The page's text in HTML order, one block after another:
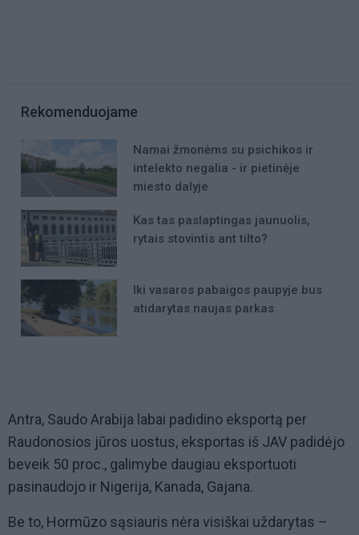
Rekomenduojame
Namai žmonėms su psichikos ir
intelekto negalia - ir pietinėje
miesto dalyje
Kas tas paslaptingas jaunuolis,
rytais stovintis ant tilto?
Iki vasaros pabaigos paupyje bus
atidarytas naujas parkas
Antra, Saudo Arabija labai padidino eksportą per
Raudonosios jūros uostus, eksportas iš JAV padidėjo
beveik 50 proc., galimybe daugiau eksportuoti
pasinaudojo ir Nigerija, Kanada, Gajana.
Be to, Hormūzo sąsiauris nėra visiškai uždarytas –